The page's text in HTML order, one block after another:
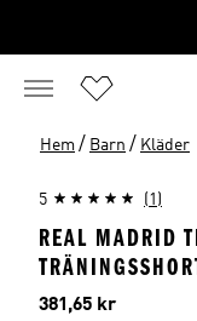
Hem / Barn / Kläder
5 (1)
REAL MADRID
Aktuellt pris
381,65 kr